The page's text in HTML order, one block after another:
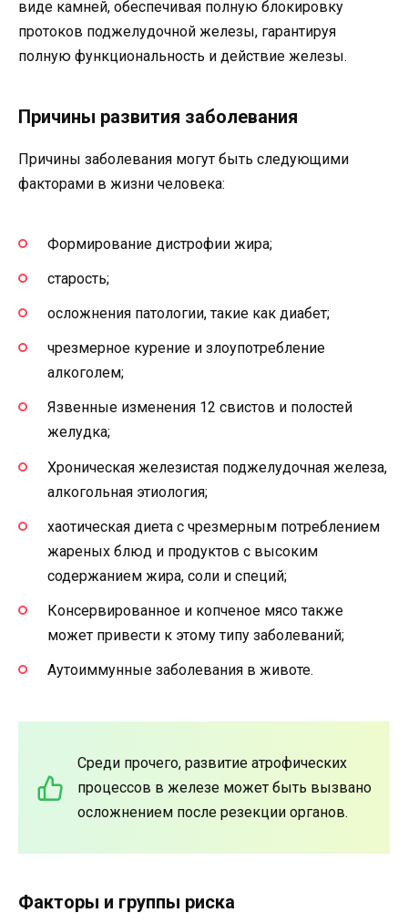
виде камней, обеспечивая полную блокировку
протоков поджелудочной железы, гарантируя
полную функциональность и действие железы.
Причины развития заболевания
Причины заболевания могут быть следующими
факторами в жизни человека:
Формирование дистрофии жира;
старость;
осложнения патологии, такие как диабет;
чрезмерное курение и злоупотребление
алкоголем;
Язвенные изменения 12 свистов и полостей
желудка;
Хроническая железистая поджелудочная железа,
алкогольная этиология;
хаотическая диета с чрезмерным потреблением
жареных блюд и продуктов с высоким
содержанием жира, соли и специй;
Консервированное и копченое мясо также
может привести к этому типу заболеваний;
Аутоиммунные заболевания в животе.
Среди прочего, развитие атрофических
процессов в железе может быть вызвано
осложнением после резекции органов.
Факторы и группы риска